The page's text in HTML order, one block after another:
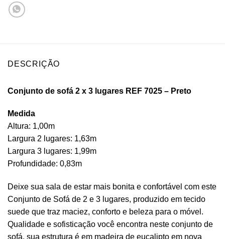
DESCRIÇÃO
Conjunto de sofá 2 x 3 lugares REF 7025 – Preto
Medida
Altura: 1,00m
Largura 2 lugares: 1,63m
Largura 3 lugares: 1,99m
Profundidade: 0,83m
Deixe sua sala de estar mais bonita e confortável com este
Conjunto de Sofá de 2 e 3 lugares, produzido em tecido
suede que traz maciez, conforto e beleza para o móvel.
Qualidade e sofisticação você encontra neste conjunto de
sofá, sua estrutura é em madeira de eucalipto em nova